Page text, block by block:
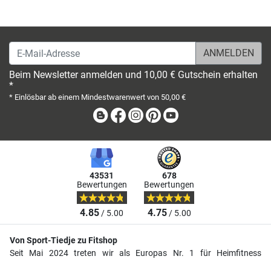
E-Mail-Adresse
Beim Newsletter anmelden und 10,00 € Gutschein erhalten
*
* Einlösbar ab einem Mindestwarenwert von 50,00 €
BlogFacebook
Instagram
Pinterest
43531
Bewertungen
4.85/ 5.00
678
Bewertungen
4.75/ 5.00
Von Sport-Tiedje zu Fitshop
Seit Mai 2024 treten wir als Europas Nr. 1 für Heimfitness